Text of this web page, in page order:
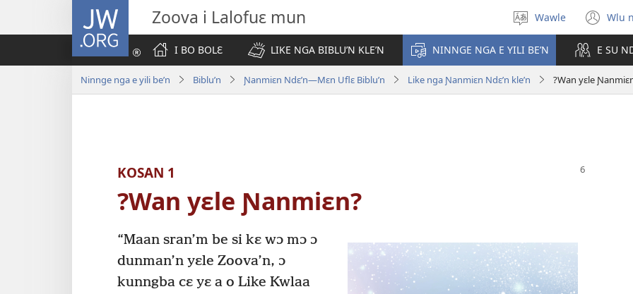
JW.ORG Zoova i Lalofuɛ mun
Kle
aniɛn'n
Wawle Wlu
I BO BOLƐ
LIKE NGA BIBLU’N KLE’N NINNGE NGA E YILI BE’N E SU
Ninnge nga e yili be’n Biblu’n Ɲanmiɛn Ndɛ’n—Mɛn Uflɛ Biblu’n Like nga Ɲanmiɛn Ndɛ’n kle’n ?Wan yɛle
KOSAN 1
?Wan yɛle Ɲanmiɛn?
“Maan sran’m be si kɛ wɔ mɔ ɔ
dunman’n yɛle Zoova’n, ɔ
kunngba cɛ yɛ a o Like Kwlaa